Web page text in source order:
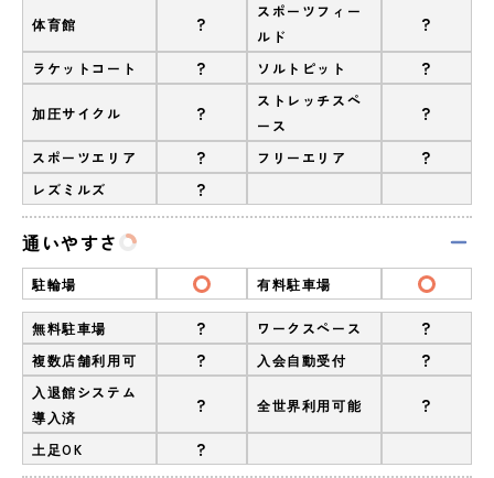
体育館 ?
スポーツフィー
ルド
?
ラケットコート ? ソルトピット ?
加圧サイクル ?
ストレッチスペ
ース
?
スポーツエリア ? フリーエリア ?
レズミルズ ?
通いやすさ
駐輪場 有料駐車場
無料駐車場 ? ワークスペース ?
複数店舗利用可 ? 入会自動受付 ?
入退館システム
導入済
? 全世界利用可能 ?
土足OK ?